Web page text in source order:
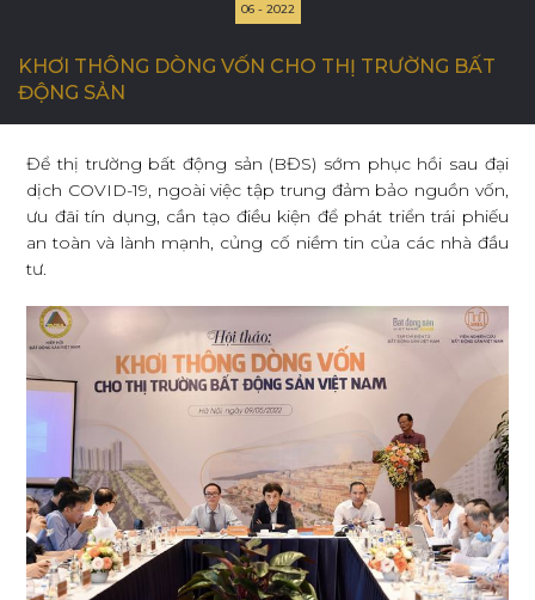
IN TỨ
CƠ HỘI NGHỀ NGHIỆP
LIÊN HỆ
06 - 2022
KHƠI THÔNG DÒNG VỐN CHO THỊ TRƯỜNG BẤT
ĐỘNG SẢN
Để thị trường bất động sản (BĐS) sớm phục hồi sau đại
dịch COVID-19, ngoài việc tập trung đảm bảo nguồn vốn,
ưu đãi tín dụng, cần tạo điều kiện để phát triển trái phiếu
an toàn và lành mạnh, củng cố niềm tin của các nhà đầu
tư.